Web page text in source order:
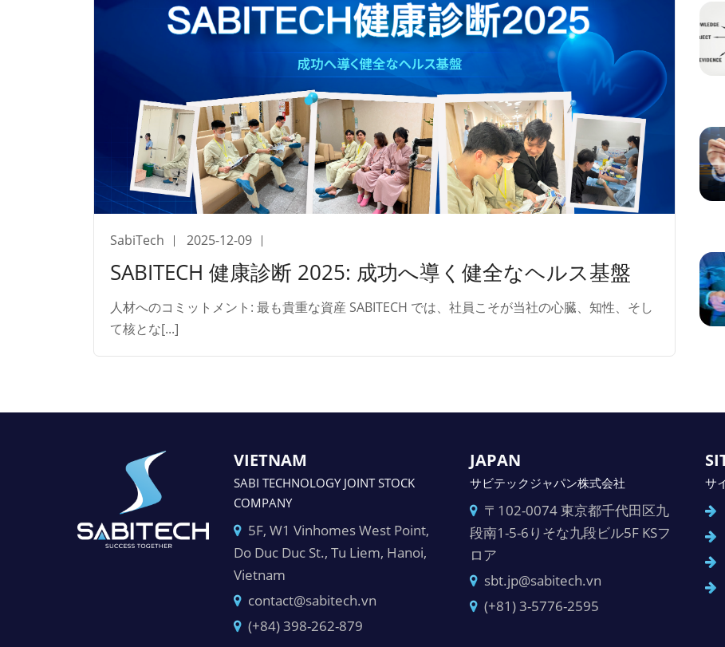
SabiTech 2025-12-09
SABITECH 健康診断 2025: 成功へ導く健全なヘルス基盤
人材へのコミットメント: 最も貴重な資産 SABITECH では、社員こそが当社の心臓、知性、そし
て核とな[...]
VIETNAM
SABI TECHNOLOGY JOINT STOCK
COMPANY
5F, W1 Vinhomes West Point,
Do Duc Duc St., Tu Liem, Hanoi,
Vietnam
contact@sabitech.vn
(+84) 398-262-879
JAPAN
サビテックジャパン株式会社
〒102-0074 東京都千代田区九
段南1-5-6りそな九段ビル5F KSフ
ロア
sbt.jp@sabitech.vn
(+81) 3-5776-2595
サ